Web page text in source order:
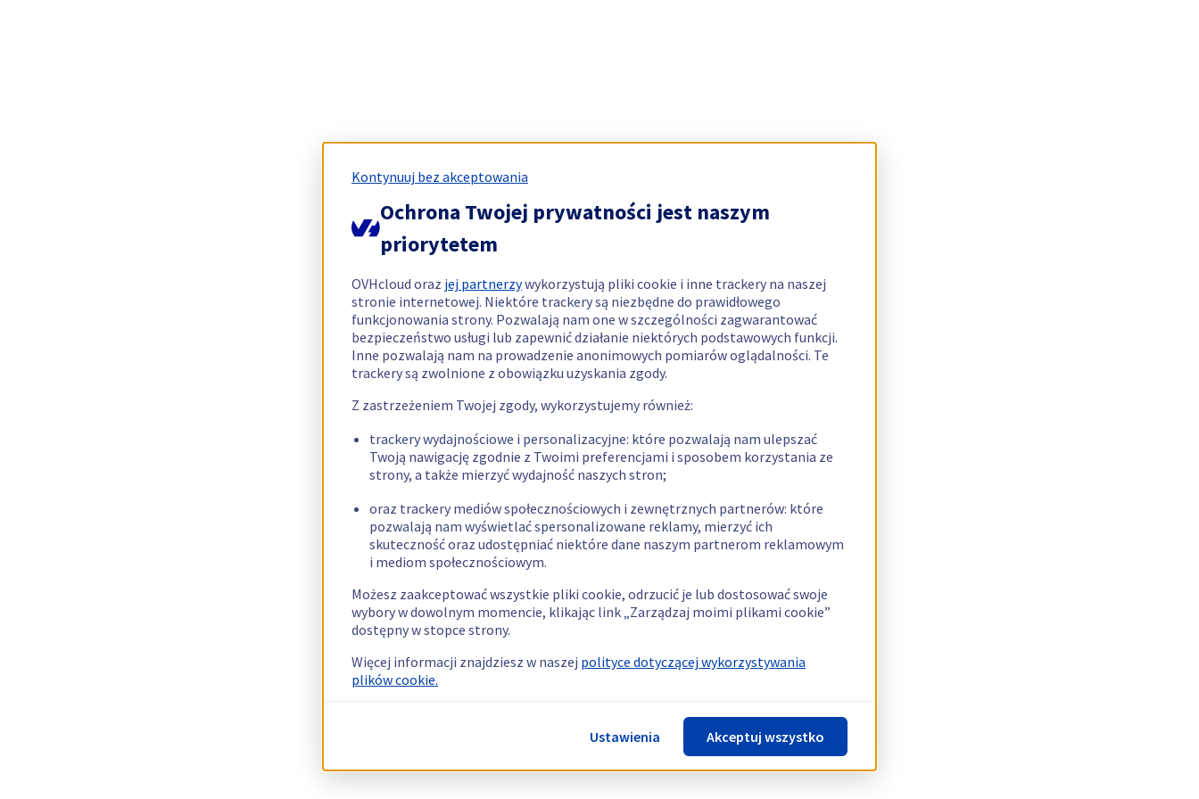
Kontynuuj bez akceptowania
Ochrona Twojej prywatności jest naszym
priorytetem
OVHcloud oraz jej partnerzywykorzystują pliki cookie i inne trackery na naszej
stronie internetowej. Niektóre trackery są niezbędne do prawidłowego
funkcjonowania strony. Pozwalają nam one w szczególności zagwarantować
bezpieczeństwo usługi lub zapewnić działanie niektórych podstawowych funkcji.
Inne pozwalają nam na prowadzenie anonimowych pomiarów oglądalności. Te
trackery są zwolnione z obowiązku uzyskania zgody.
Z zastrzeżeniem Twojej zgody, wykorzystujemy również:
trackery wydajnościowe i personalizacyjne: które pozwalają nam ulepszać
Twoją nawigację zgodnie z Twoimi preferencjami i sposobem korzystania ze
strony, a także mierzyć wydajność naszych stron;
oraz trackery mediów społecznościowych i zewnętrznych partnerów: które
pozwalają nam wyświetlać spersonalizowane reklamy, mierzyć ich
skuteczność oraz udostępniać niektóre dane naszym partnerom reklamowym
i mediom społecznościowym.
Możesz zaakceptować wszystkie pliki cookie, odrzucić je lub dostosować swoje
wybory w dowolnym momencie, klikając link „Zarządzaj moimi plikami cookie”
dostępny w stopce strony.
Więcej informacji znajdziesz w naszej polityce dotyczącej wykorzystywania
plików cookie.
Ustawienia Akceptuj wszystko